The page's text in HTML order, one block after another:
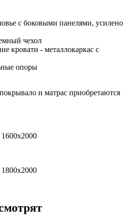
с боковыми панелями, усилено
чехол
кровати - металлокаркас с
опоры
и матрас приобретаются